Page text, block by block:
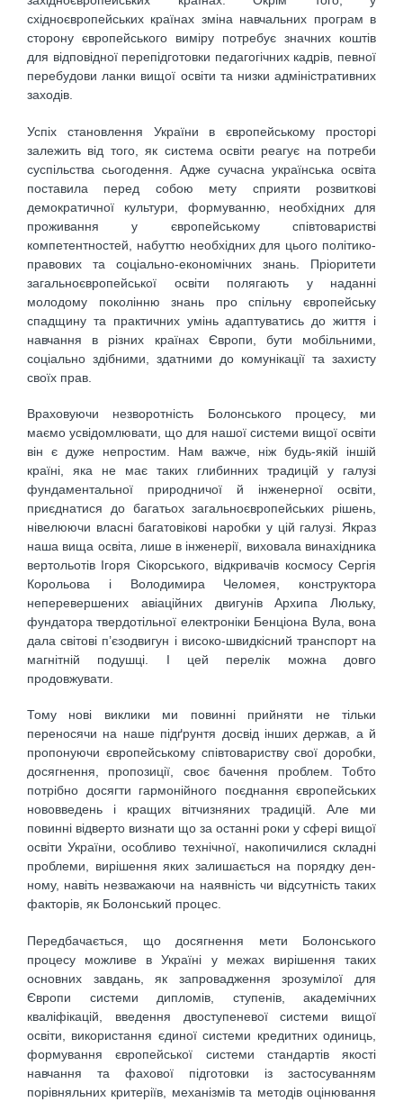
східноєвропейських країнах зміна навчальних програм в
сторону європейського виміру потребує значних коштів
для відповідної перепідготовки педагогічних кадрів, певної
перебудови ланки ви­щої освіти та низки адміністративних
заходів.
Успіх становлення України в європейському просторі
залежить від того, як система освіти реагує на потреби
суспільства сьогодення. Адже сучасна українська освіта
поставила перед собою мету сприя­ти розвиткові
демократичної культури, формуванню, необхідних для
проживання у європейському спів­товаристві
компетентностей, набуттю необхідних для цього політико-
правових та соціально-економічних знань. Пріоритети
загальноєвропейської освіти полягають у наданні
молодому поколінню знань про спільну європейську
спадщину та практичних умінь адаптуватись до життя і
навчання в різних країнах Європи, бути мобільними,
соціально здібними, здатними до комунікації та захисту
своїх прав.
Враховуючи незворотність Болонського процесу, ми
маємо усвідомлювати, що для нашої сис­теми вищої освіти
він є дуже непростим. Нам важче, ніж будь-якій іншій
країні, яка не має таких гли­бинних традицій у галузі
фундаментальної природничої й інженерної освіти,
приєднатися до багатьох загальноєвропейських рішень,
нівелюючи власні багатовікові наробки у цій галузі. Якраз
наша вища освіта, лише в інженерії, виховала винахідника
вертольотів Ігоря Сікорського, відкривачів космосу Сергія
Корольова і Володимира Челомея, конструктора
неперевершених авіаційних двигунів Архипа Люльку,
фундатора твердотільної електроніки Бенціона Вула, вона
дала світові п’єзодвигун і високо-швидкісний транспорт на
магнітній подушці. І цей перелік можна довго
продовжувати.
Тому нові виклики ми повинні прийняти не тільки
переносячи на наше підґрунтя досвід інших держав, а й
пропонуючи європейському співтовариству свої доробки,
досягнення, пропозиції, своє ба­чення проблем. Тобто
потрібно досягти гармонійного поєднання європейських
нововведень і кращих вітчизняних традицій. Але ми
повинні відверто визнати що за останні роки у сфері вищої
освіти Украї­ни, особливо технічної, накопичилися складні
проблеми, вирішення яких залишається на порядку ден­
ному, навіть незважаючи на наявність чи відсутність таких
факторів, як Болонський процес.
Передбачається, що досягнення мети Болонського
процесу можливе в Україні у межах вирі­шення таких
основних завдань, як запровадження зрозумілої для
Європи системи дипломів, ступенів, академічних
кваліфікацій, введення двоступеневої системи вищої
освіти, використання єдиної систе­ми кредитних одиниць,
формування європейської системи стандартів якості
навчання та фахової під­готовки із застосуванням
порівняльних критеріїв, механізмів та методів оцінювання